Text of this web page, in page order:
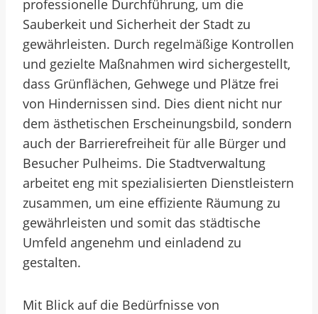
professionelle Durchführung, um die
Sauberkeit und Sicherheit der Stadt zu
gewährleisten. Durch regelmäßige Kontrollen
und gezielte Maßnahmen wird sichergestellt,
dass Grünflächen, Gehwege und Plätze frei
von Hindernissen sind. Dies dient nicht nur
dem ästhetischen Erscheinungsbild, sondern
auch der Barrierefreiheit für alle Bürger und
Besucher Pulheims. Die Stadtverwaltung
arbeitet eng mit spezialisierten Dienstleistern
zusammen, um eine effiziente Räumung zu
gewährleisten und somit das städtische
Umfeld angenehm und einladend zu
gestalten.
Mit Blick auf die Bedürfnisse von